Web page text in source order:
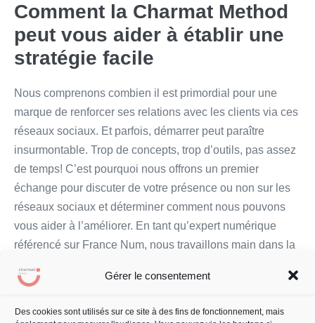
Gérer le consentement
Des cookies sont utilisés sur ce site à des fins de fonctionnement, mais
Comment la Charmat Method
peut vous aider à établir une
stratégie facile
Nous comprenons combien il est primordial pour une
marque de renforcer ses relations avec les clients via ces
réseaux sociaux. Et parfois, démarrer peut paraître
insurmontable. Trop de concepts, trop d’outils, pas assez
de temps! C’est pourquoi nous offrons un premier
échange pour discuter de votre présence ou non sur les
réseaux sociaux et déterminer comment nous pouvons
vous aider à l’améliorer. En tant qu’expert numérique
référencé sur France Num, nous travaillons main dans la
votre entreprise et à votre public cible.
Faites le premier pas vers une relation renforcée avec